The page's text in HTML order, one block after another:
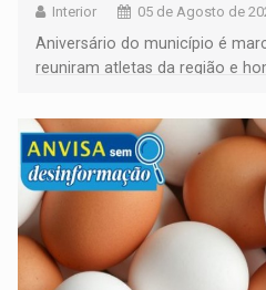
Interior 05 de Agosto de
Aniversário do município é
reuniram atletas da região e